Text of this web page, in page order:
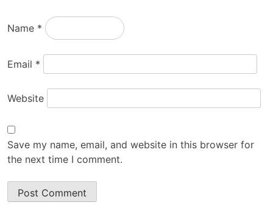
Name *
Email *
Website
Save my name, email, and website in this browser for
the next time I comment.